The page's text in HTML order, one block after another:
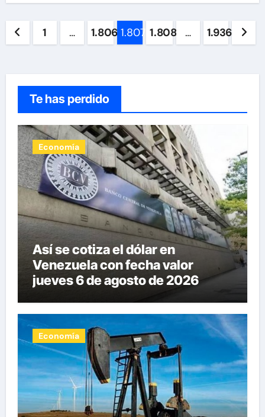
Paginación
entradas
1 … 1.806 1.807 1.808 … 1.936
Te has perdido
Economía
Así se cotiza el dólar en
Venezuela con fecha valor
jueves 6 de agosto de 2026
Economía